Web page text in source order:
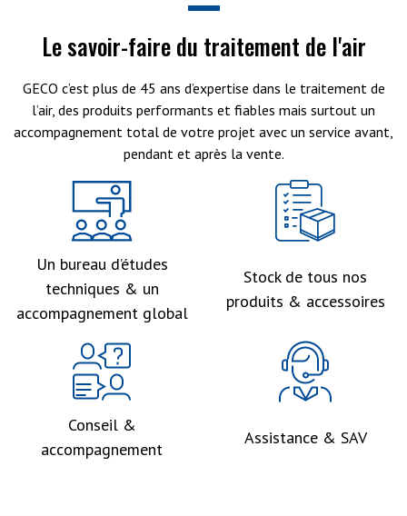
Le savoir-faire du traitement de l'air
GECO c’est plus de 45 ans d’expertise dans le traitement de
l’air, des produits performants et fiables mais surtout un
accompagnement total de votre projet avec un service avant,
pendant et après la vente.
Un bureau d’études
techniques & un
accompagnement global
Stock de tous nos
produits & accessoires
Conseil &
accompagnement
Assistance & SAV